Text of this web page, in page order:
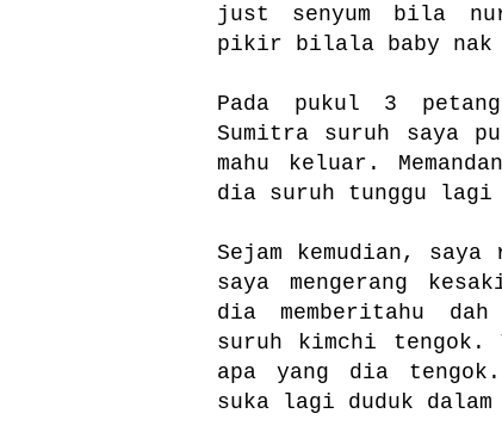
just senyum bila
pikir bilala baby nak
Pada pukul 3
Sumitra suruh saya
mahu keluar.
dia suruh tunggu lagi
Sejam kemudian,
saya mengerang
dia memberitahu
suruh kimchi
apa yang dia
suka lagi duduk dalam